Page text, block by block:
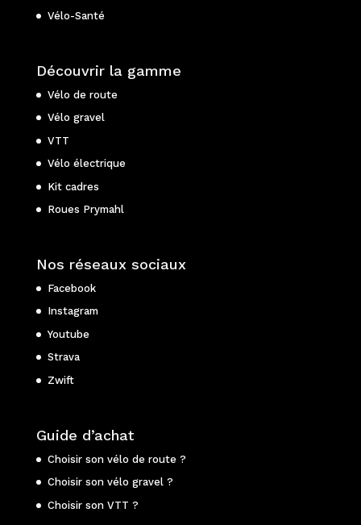
Vélo-Santé
Découvrir la gamme
Vélo de route
Vélo gravel
VTT
Vélo électrique
Kit cadres
Roues Prymahl
Nos réseaux sociaux
Facebook
Instagram
Youtube
Strava
Zwift
Guide d’achat
Choisir son vélo de route ?
Choisir son vélo gravel ?
Choisir son VTT ?